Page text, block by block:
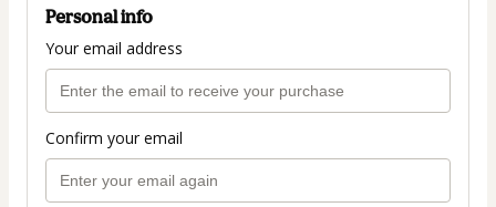
Personal info
Your email address
Confirm your email